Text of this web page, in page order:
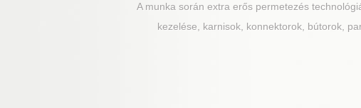
A munka során extra erős permetezés
kezelése, karnisok, konnektorok, bútorok,